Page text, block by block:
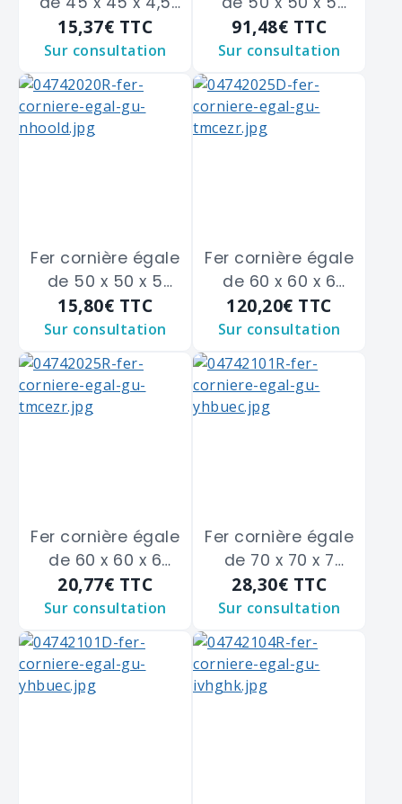
m/m
15,37€ TTC
Sur consultation
m/m
91,48€ TTC
Sur consultation
Fer cornière égale
de 50 x 50 x 5
m/m
15,80€ TTC
Sur consultation
Fer cornière égale
de 60 x 60 x 6
m/m
120,20€ TTC
Sur consultation
Fer cornière égale
de 60 x 60 x 6
m/m
20,77€ TTC
Sur consultation
Fer cornière égale
de 70 x 70 x 7
m/m
28,30€ TTC
Sur consultation